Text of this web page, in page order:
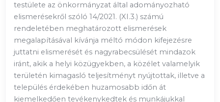
testülete az önkormányzat által adományozható
elismerésekről szóló 14/2021. (XI.3.) számú
rendeletében meghatározott elismerések
megalapításával kívánja méltó módon kifejezésre
juttatni elismerését és nagyrabecsülését mindazok
iránt, akik a helyi közügyekben, a közélet valamelyik
területén kimagasló teljesítményt nyújtottak, illetve a
település érdekében huzamosabb időn át
kiemelkedően tevékenykedtek és munkájukkal